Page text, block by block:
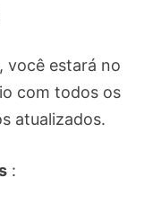
você estará no
com todos os
atualizados.
: